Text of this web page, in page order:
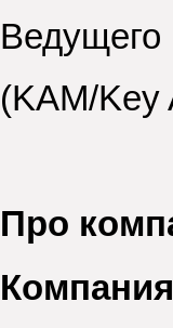
(KAM/Key
Про